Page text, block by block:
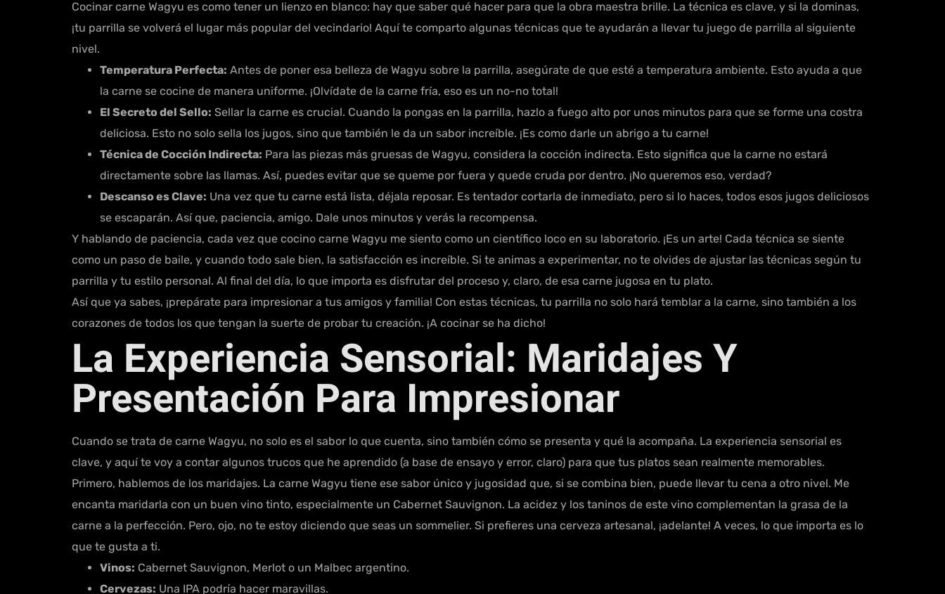
Cocinar carne Wagyu es como tener un lienzo en blanco: hay que saber qué hacer para que la obra maestra brille. La técnica es clave, y si la dominas,
¡tu parrilla se volverá el lugar más popular del vecindario! Aquí te comparto algunas técnicas que te ayudarán a llevar tu juego de parrilla al siguiente
nivel.
Temperatura Perfecta: Antes de poner esa belleza de Wagyu sobre la parrilla, asegúrate de que esté a temperatura ambiente. Esto ayuda a que
la carne se cocine de manera uniforme. ¡Olvídate de la carne fría, eso es un no-no total!
El Secreto del Sello: Sellar la carne es crucial. Cuando la pongas en la parrilla, hazlo a fuego alto por unos minutos para que se forme una costra
deliciosa. Esto no solo sella los jugos, sino que también le da un sabor increíble. ¡Es como darle un abrigo a tu carne!
Técnica de Cocción Indirecta: Para las piezas más gruesas de Wagyu, considera la cocción indirecta. Esto significa que la carne no estará
directamente sobre las llamas. Así, puedes evitar que se queme por fuera y quede cruda por dentro. ¡No queremos eso, verdad?
Descanso es Clave: Una vez que tu carne está lista, déjala reposar. Es tentador cortarla de inmediato, pero si lo haces, todos esos jugos deliciosos
se escaparán. Así que, paciencia, amigo. Dale unos minutos y verás la recompensa.
Y hablando de paciencia, cada vez que cocino carne Wagyu me siento como un científico loco en su laboratorio. ¡Es un arte! Cada técnica se siente
como un paso de baile, y cuando todo sale bien, la satisfacción es increíble. Si te animas a experimentar, no te olvides de ajustar las técnicas según tu
parrilla y tu estilo personal. Al final del día, lo que importa es disfrutar del proceso y, claro, de esa carne jugosa en tu plato.
Así que ya sabes, ¡prepárate para impresionar a tus amigos y familia! Con estas técnicas, tu parrilla no solo hará temblar a la carne, sino también a los
corazones de todos los que tengan la suerte de probar tu creación. ¡A cocinar se ha dicho!
La Experiencia Sensorial: Maridajes Y
Presentación Para Impresionar
Cuando se trata de carne Wagyu, no solo es el sabor lo que cuenta, sino también cómo se presenta y qué la acompaña. La experiencia sensorial es
clave, y aquí te voy a contar algunos trucos que he aprendido (a base de ensayo y error, claro) para que tus platos sean realmente memorables.
Primero, hablemos de los maridajes. La carne Wagyu tiene ese sabor único y jugosidad que, si se combina bien, puede llevar tu cena a otro nivel. Me
encanta maridarla con un buen vino tinto, especialmente un Cabernet Sauvignon. La acidez y los taninos de este vino complementan la grasa de la
carne a la perfección. Pero, ojo, no te estoy diciendo que seas un sommelier. Si prefieres una cerveza artesanal, ¡adelante! A veces, lo que importa es lo
que te gusta a ti.
Vinos: Cabernet Sauvignon, Merlot o un Malbec argentino.
Cervezas: Una IPA podría hacer maravillas.